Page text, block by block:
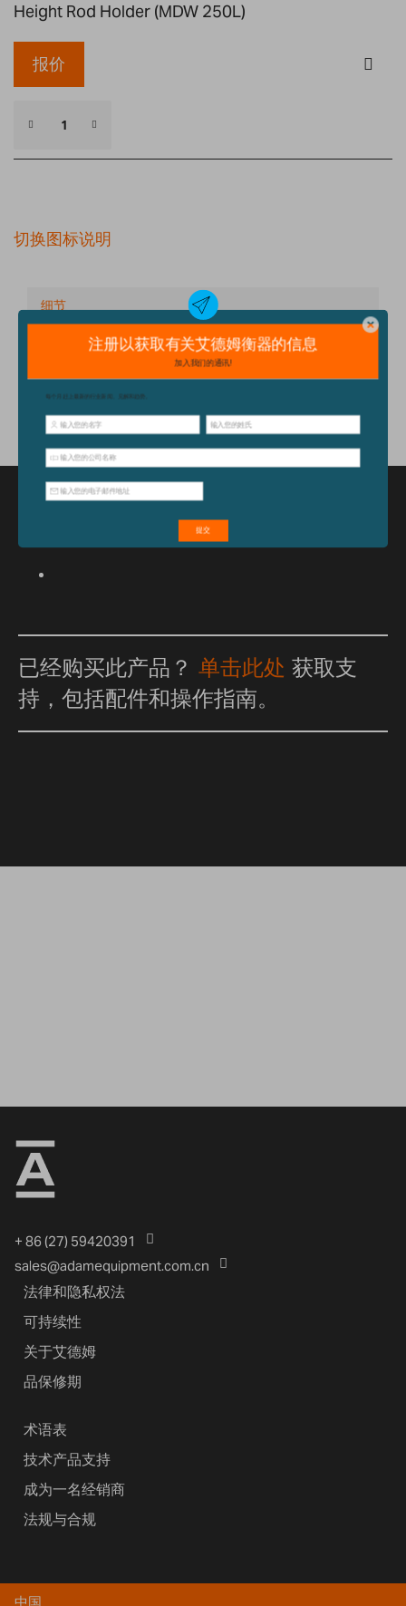
Height Rod Holder (MDW 250L)
报价
切换图标说明
细节
技术规格
配件
特点和优点
已经购买此产品？ 单击此处 获取支
持，包括配件和操作指南。
+ 86 (27) 59420391
sales@adamequipment.com.cn
法律和隐私权法
可持续性
关于艾德姆
品保修期
术语表
技术产品支持
成为一名经销商
法规与合规
中国